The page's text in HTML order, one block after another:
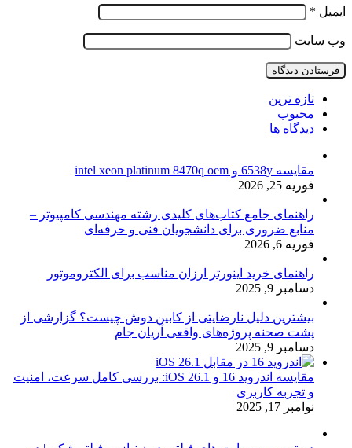
ایمیل *
وب‌ سایت
تازه ترین
محبوب
دیدگاه ها
مقایسه 6538y و intel xeon platinum 8470q oem
فوریه 25, 2026
راهنمای جامع کتاب‌های کلیدی رشته مهندسی کامپیوتر –
منابع ضروری برای دانشجویان فنی و حرفه‌ای
فوریه 6, 2026
راهنمای خرید اینورتر ارزان مناسب برای الکتروموتور
دسامبر 9, 2025
بیشترین دلیل نارضایتی از کابین دوش چیست؟ گزارشی از
پشت صحنه پروژه‌های واقعی آریان جام
دسامبر 9, 2025
مقایسه اندروید 16 و iOS 26.1: بررسی کامل سرعت، امنیت
و تجربه کاربری
نوامبر 17, 2025